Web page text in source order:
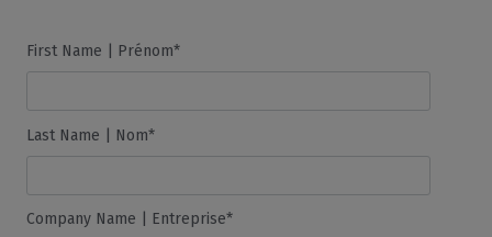
First Name | Prénom*
Last Name | Nom*
Company Name | Entreprise*